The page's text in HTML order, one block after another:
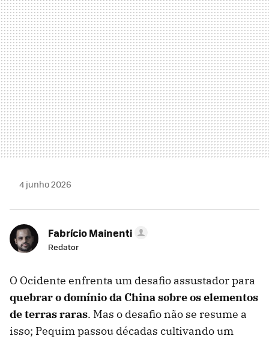
MAIL
4 junho 2026
Fabrício Mainenti
Redator
O Ocidente enfrenta um desafio assustador para
quebrar o domínio da China sobre os elementos
de terras raras. Mas o desafio não se resume a
isso; Pequim passou décadas cultivando um